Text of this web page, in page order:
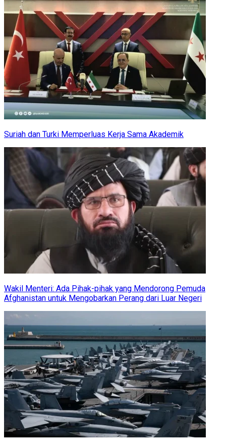
Suriah dan Turki Memperluas Kerja Sama Akademik
Wakil Menteri: Ada Pihak-pihak yang Mendorong Pemuda
Afghanistan untuk Mengobarkan Perang dari Luar Negeri